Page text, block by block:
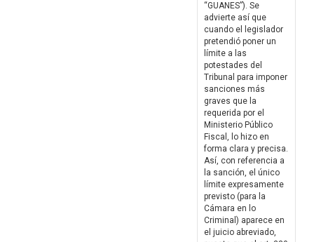
“GUANES”). Se
advierte así que
cuando el legislador
pretendió poner un
límite a las
potestades del
Tribunal para imponer
sanciones más
graves que la
requerida por el
Ministerio Público
Fiscal, lo hizo en
forma clara y precisa.
Así, con referencia a
la sanción, el único
límite expresamente
previsto (para la
Cámara en lo
Criminal) aparece en
el juicio abreviado,